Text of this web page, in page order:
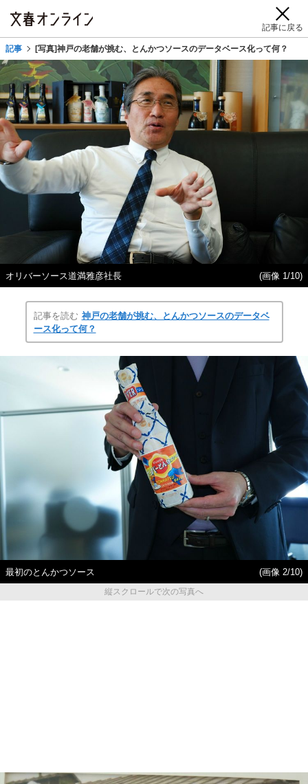
記事に戻る
記事 [写真]神戸の老舗が挑む、とんかつソースのデータベース化って何？
オリバーソース道満雅彦社長 (画像 1/10)
記事を読む 神戸の老舗が挑む、とんかつソースのデータベ
ース化って何？
最初のとんかつソース
(画像 2/10)
縦スクロールで次の写真へ